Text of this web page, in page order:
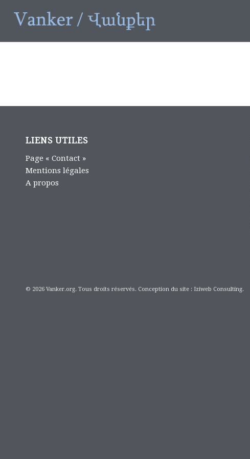
LIENS UTILES
Page « Contact »
Mentions légales
A propos
© 2026 Vanker.org. Tous droits réservés. Conception du site : Iziweb Consulting.